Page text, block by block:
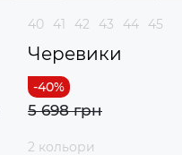
40 41 42 43 44 45
Черевики
5 698 грн
2 кольори